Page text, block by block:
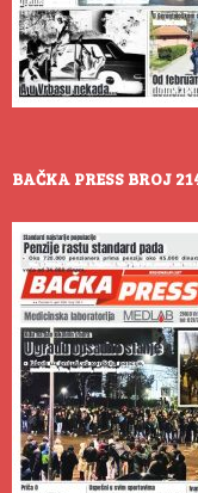
BAČKA PRESS BROJ